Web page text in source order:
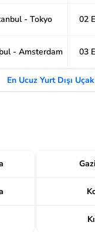
- Tokyo 02
- Amsterdam 03
En Ucuz Yurt Dışı